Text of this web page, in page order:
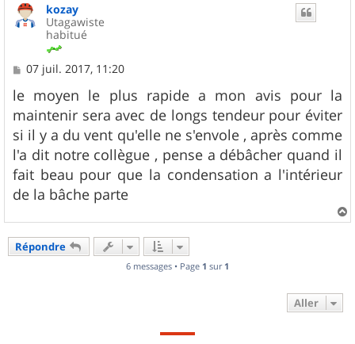
kozay
Utagawiste
habitué
M
s
s
a
g
e
07 juil. 2017, 11:20
le moyen le plus rapide a mon avis pour la
maintenir sera avec de longs tendeur pour éviter
si il y a du vent qu'elle ne s'envole , après comme
l'a dit notre collègue , pense a débâcher quand il
fait beau pour que la condensation a l'intérieur
de la bâche parte
a
Répondre
6 messages • Page 1 sur 1
Aller